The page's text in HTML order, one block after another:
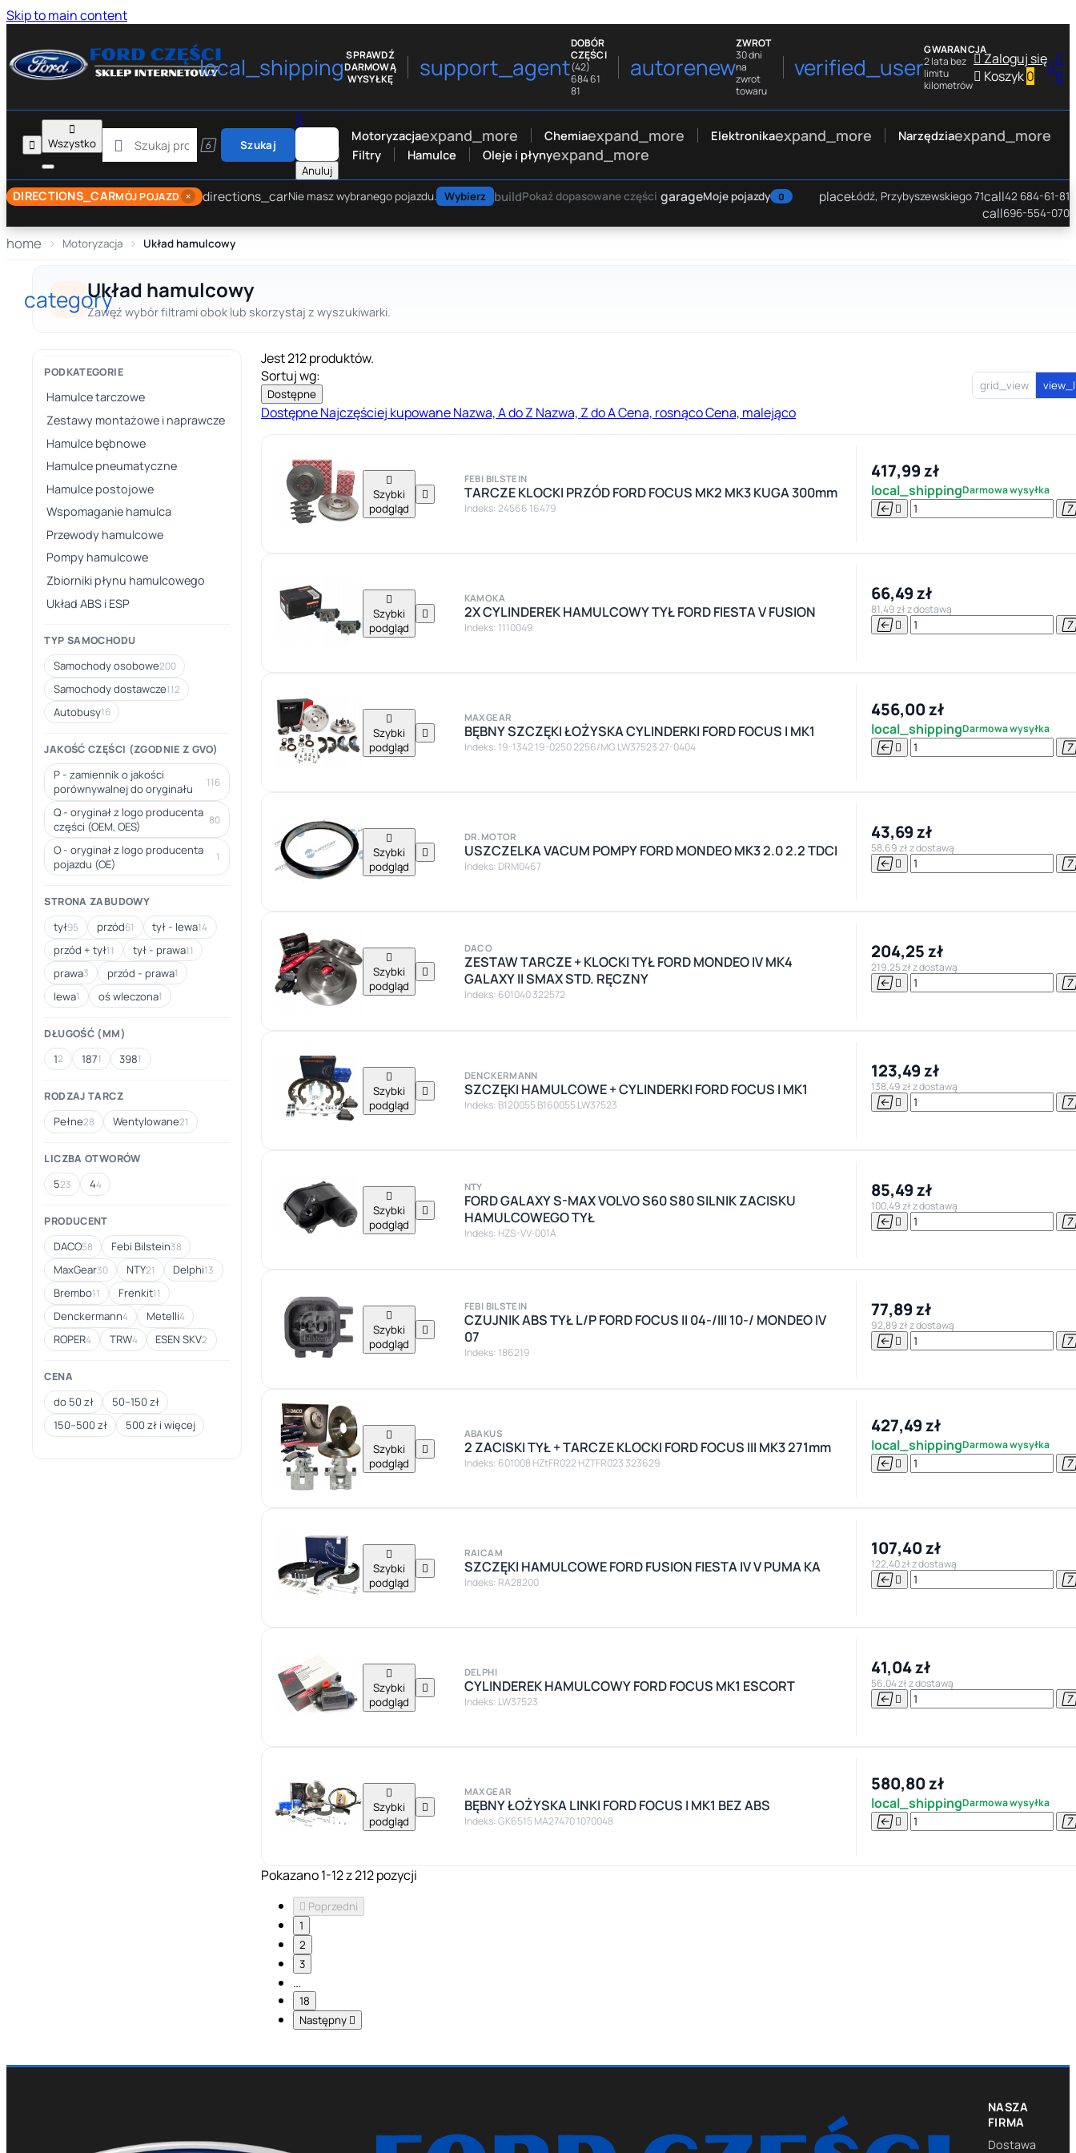
Skip to main content
local_shippingSPRAWDŹ
DARMOWĄ
WYSYŁKĘ
support_agent
DOBÓR
CZĘŚCI
(42)
684 61
81
autorenew
ZWROT
30 dni
na
zwrot
towaru
verified_user
GWARANCJA
2 lata bez
limitu
kilometrów
Zaloguj się
 Koszyk0 
0


Wszystko
  Szukaj

Anuluj
Motoryzacjaexpand_more Chemiaexpand_more Elektronikaexpand_more Narzędziaexpand_more
Filtry Hamulce Oleje i płynyexpand_more
DIRECTIONS_CARMÓJ POJAZD × directions_carNie masz wybranego pojazdu. Wybierz buildPokaż dopasowane części garageMoje pojazdy 0 placeŁódź, Przybyszewskiego 71call42 684-61-81
call696-554-070
home Motoryzacja Układ hamulcowy
categoryUkład hamulcowy
Zawęź wybór filtrami obok lub skorzystaj z wyszukiwarki.
PODKATEGORIE
Hamulce tarczowe
Zestawy montażowe i naprawcze
Hamulce bębnowe
Hamulce pneumatyczne
Hamulce postojowe
Wspomaganie hamulca
Przewody hamulcowe
Pompy hamulcowe
Zbiorniki płynu hamulcowego
Układ ABS i ESP
TYP SAMOCHODU
Samochody osobowe200
Samochody dostawcze112
Autobusy16
JAKOŚĆ CZĘŚCI (ZGODNIE Z GVO)
P - zamiennik o jakości
porównywalnej do oryginału
116
Q - oryginał z logo producenta
części (OEM, OES)
80
O - oryginał z logo producenta
pojazdu (OE)
1
STRONA ZABUDOWY
tył95 przód61 tył - lewa14
przód + tył11 tył - prawa11
prawa3 przód - prawa1
lewa1 oś wleczona1
DŁUGOŚĆ (MM)
12 1871 3981
RODZAJ TARCZ
Pełne28 Wentylowane21
LICZBA OTWORÓW
523 44
PRODUCENT
DACO58 Febi Bilstein38
MaxGear30 NTY21 Delphi13
Brembo11 Frenkit11
Denckermann4 Metelli4
ROPER4 TRW4 ESEN SKV2
CENA
do 50 zł
50–150 zł
150–500 zł
500 zł i więcej
Jest 212 produktów.
Sortuj wg:
Dostępne
DostępneNajczęściej kupowaneNazwa, A do Z Nazwa, Z do ACena, rosnącoCena, malejąco
grid_view

Szybki
podgląd

FEBI BILSTEIN
TARCZE KLOCKI PRZÓD FORD FOCUS MK2 MK3 KUGA 300mm
Indeks: 24566 16479
417,99 zł
local_shippingDarmowa wysyłka
 

Szybki
podgląd

KAMOKA
2X CYLINDEREK HAMULCOWY TYŁ FORD FIESTA V FUSION
Indeks: 1110049
66,49 zł
81,49 zł z dostawą
 

Szybki
podgląd

MAXGEAR
BĘBNY SZCZĘKI ŁOŻYSKA CYLINDERKI FORD FOCUS I MK1
Indeks: 19-1342 19-0250 2256/MG LW37523 27-0404
456,00 zł
local_shippingDarmowa wysyłka
 

Szybki
podgląd

DR.MOTOR
USZCZELKA VACUM POMPY FORD MONDEO MK3 2.0 2.2 TDCI
Indeks: DRM0467
43,69 zł
58,69 zł z dostawą
 

Szybki
podgląd

DACO
ZESTAW TARCZE + KLOCKI TYŁ FORD MONDEO IV MK4
GALAXY II SMAX STD. RĘCZNY
Indeks: 601040 322572
204,25 zł
219,25 zł z dostawą
 

Szybki
podgląd

DENCKERMANN
SZCZĘKI HAMULCOWE + CYLINDERKI FORD FOCUS I MK1
Indeks: B120055 B160055 LW37523
123,49 zł
138,49 zł z dostawą
 

Szybki
podgląd

NTY
FORD GALAXY S-MAX VOLVO S60 S80 SILNIK ZACISKU
HAMULCOWEGO TYŁ
Indeks: HZS-VV-001A
85,49 zł
100,49 zł z dostawą
 

Szybki
podgląd

FEBI BILSTEIN
CZUJNIK ABS TYŁ L/P FORD FOCUS II 04-/III 10-/ MONDEO IV
07
Indeks: 186219
77,89 zł
92,89 zł z dostawą
 

Szybki
podgląd

ABAKUS
2 ZACISKI TYŁ + TARCZE KLOCKI FORD FOCUS III MK3 271mm
Indeks: 601008 HZtFR022 HZTFR023 323629
427,49 zł
local_shippingDarmowa wysyłka
 

Szybki
podgląd

RAICAM
SZCZĘKI HAMULCOWE FORD FUSION FIESTA IV V PUMA KA
Indeks: RA28200
107,40 zł
122,40 zł z dostawą
 

Szybki
podgląd

DELPHI
CYLINDEREK HAMULCOWY FORD FOCUS MK1 ESCORT
Indeks: LW37523
41,04 zł
56,04 zł z dostawą
 

Szybki
podgląd

MAXGEAR
BĘBNY ŁOŻYSKA LINKI FORD FOCUS I MK1 BEZ ABS
Indeks: GK6515 MA27470 1070048
580,80 zł
local_shippingDarmowa wysyłka
 
Pokazano 1-12 z 212 pozycji
 Poprzedni
1
2
3
…
18
Następny 
NASZA
FIRMA
Dostawa